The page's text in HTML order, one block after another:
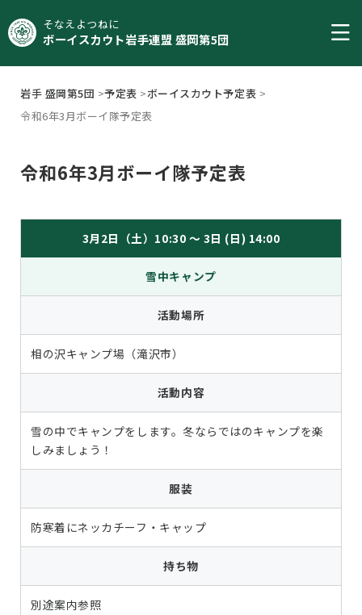
そなえよつねに
ボーイスカウト岩手連盟 盛岡第5団
岩手 盛岡第5団 >予定表 >ボーイスカウト予定表 >
令和6年3月ボーイ隊予定表
令和6年3月ボーイ隊予定表
3月2日（土）10:30 ～ 3日 (日) 14:00
雪中キャンプ
活動場所
相の沢キャンプ場（滝沢市）
活動内容
雪の中でキャンプをします。冬ならではのキャンプを楽
しみましょう！
服装
防寒着にネッカチーフ・キャップ
持ち物
別途案内参照